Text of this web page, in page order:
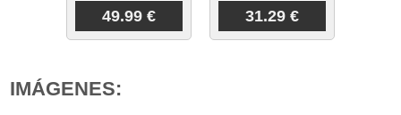
49.99 € 31.29 €
IMÁGENES: